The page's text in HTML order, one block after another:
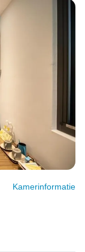
Kamerinformatie